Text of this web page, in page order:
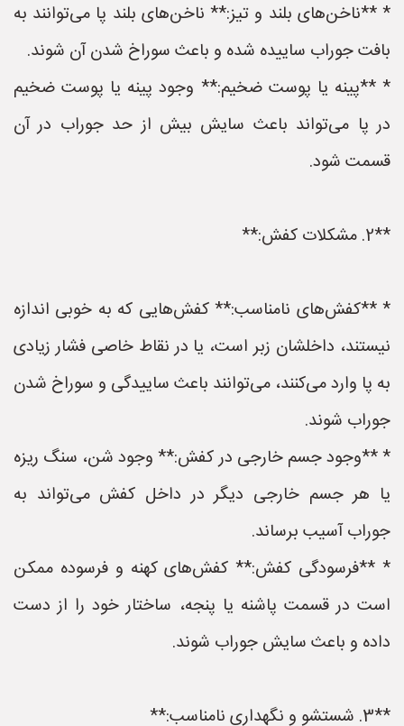
* **ناخن‌های بلند و تیز:** ناخن‌های بلند پا می‌توانند به
بافت جوراب ساییده شده و باعث سوراخ شدن آن شوند.
* **پینه یا پوست ضخیم:** وجود پینه یا پوست ضخیم
در پا می‌تواند باعث سایش بیش از حد جوراب در آن
قسمت شود.
**2. مشکلات کفش:**
* **کفش‌های نامناسب:** کفش‌هایی که به خوبی اندازه
نیستند، داخلشان زبر است، یا در نقاط خاصی فشار زیادی
به پا وارد می‌کنند، می‌توانند باعث ساییدگی و سوراخ شدن
جوراب شوند.
* **وجود جسم خارجی در کفش:** وجود شن، سنگ ریزه
یا هر جسم خارجی دیگر در داخل کفش می‌تواند به
جوراب آسیب برساند.
* **فرسودگی کفش:** کفش‌های کهنه و فرسوده ممکن
است در قسمت پاشنه یا پنجه، ساختار خود را از دست
داده و باعث سایش جوراب شوند.
**3. شستشو و نگهداری نامناسب:**